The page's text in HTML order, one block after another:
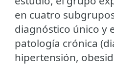
en cuatro
diagnóstico único y
patología crónica
hipertensión,